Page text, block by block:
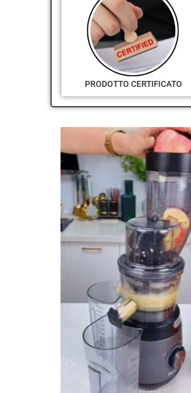
PRODOTTO CERTIFICATO